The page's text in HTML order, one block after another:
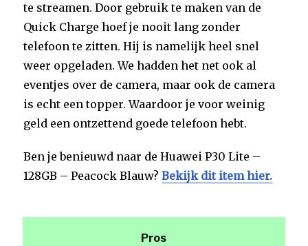
te streamen. Door gebruik te maken van de
Quick Charge hoef je nooit lang zonder
telefoon te zitten. Hij is namelijk heel snel
weer opgeladen. We hadden het net ook al
eventjes over de camera, maar ook de camera
is echt een topper. Waardoor je voor weinig
geld een ontzettend goede telefoon hebt.
Ben je benieuwd naar de Huawei P30 Lite –
128GB – Peacock Blauw?Bekijk dit item hier.
Pros